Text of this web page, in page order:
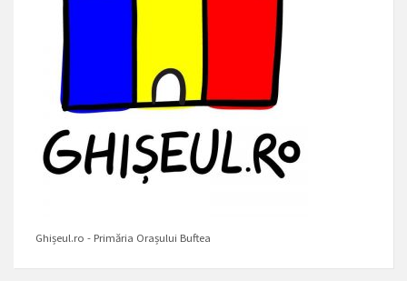
Ghișeul.ro - Primăria Orașului Buftea